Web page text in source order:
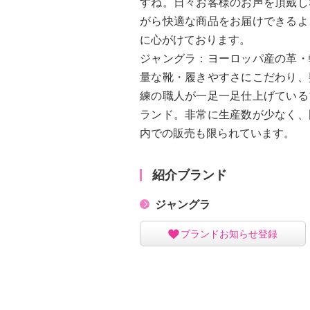
がら快適な商品をお届けできるよ
に心がけております。
ジャングラ：ヨーロッパ産の革・
量な靴・履きやすさにこだわり
練の職人が一足一足仕上げてい
ランド。非常に生産数が少なく、
内での販売も限られています。
紹介ブランド
ジャングラ
ブランドお知らせ登録